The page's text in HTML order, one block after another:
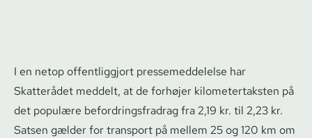
I en netop offentliggjort pres­se­med­del­el­se har
Skatterådet meddelt, at de forhøjer ki­lo­me­tertak­sten på
det populære be­for­drings­fradrag fra 2,19 kr. til 2,23 kr.
Satsen gælder for transport på mellem 25 og 120 km om